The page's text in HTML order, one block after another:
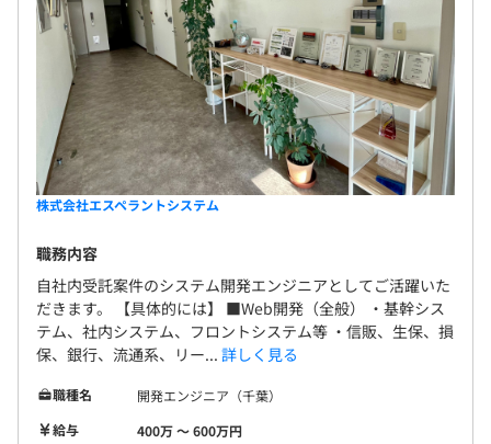
株式会社エスペラントシステム
職務内容
自社内受託案件のシステム開発エンジニアとしてご活躍いた
だきます。 【具体的には】 ■Web開発（全般） ・基幹シス
テム、社内システム、フロントシステム等 ・信販、生保、損
保、銀行、流通系、リー... 詳しく見る
職種名
開発エンジニア（千葉）
給与
400万 〜 600万円